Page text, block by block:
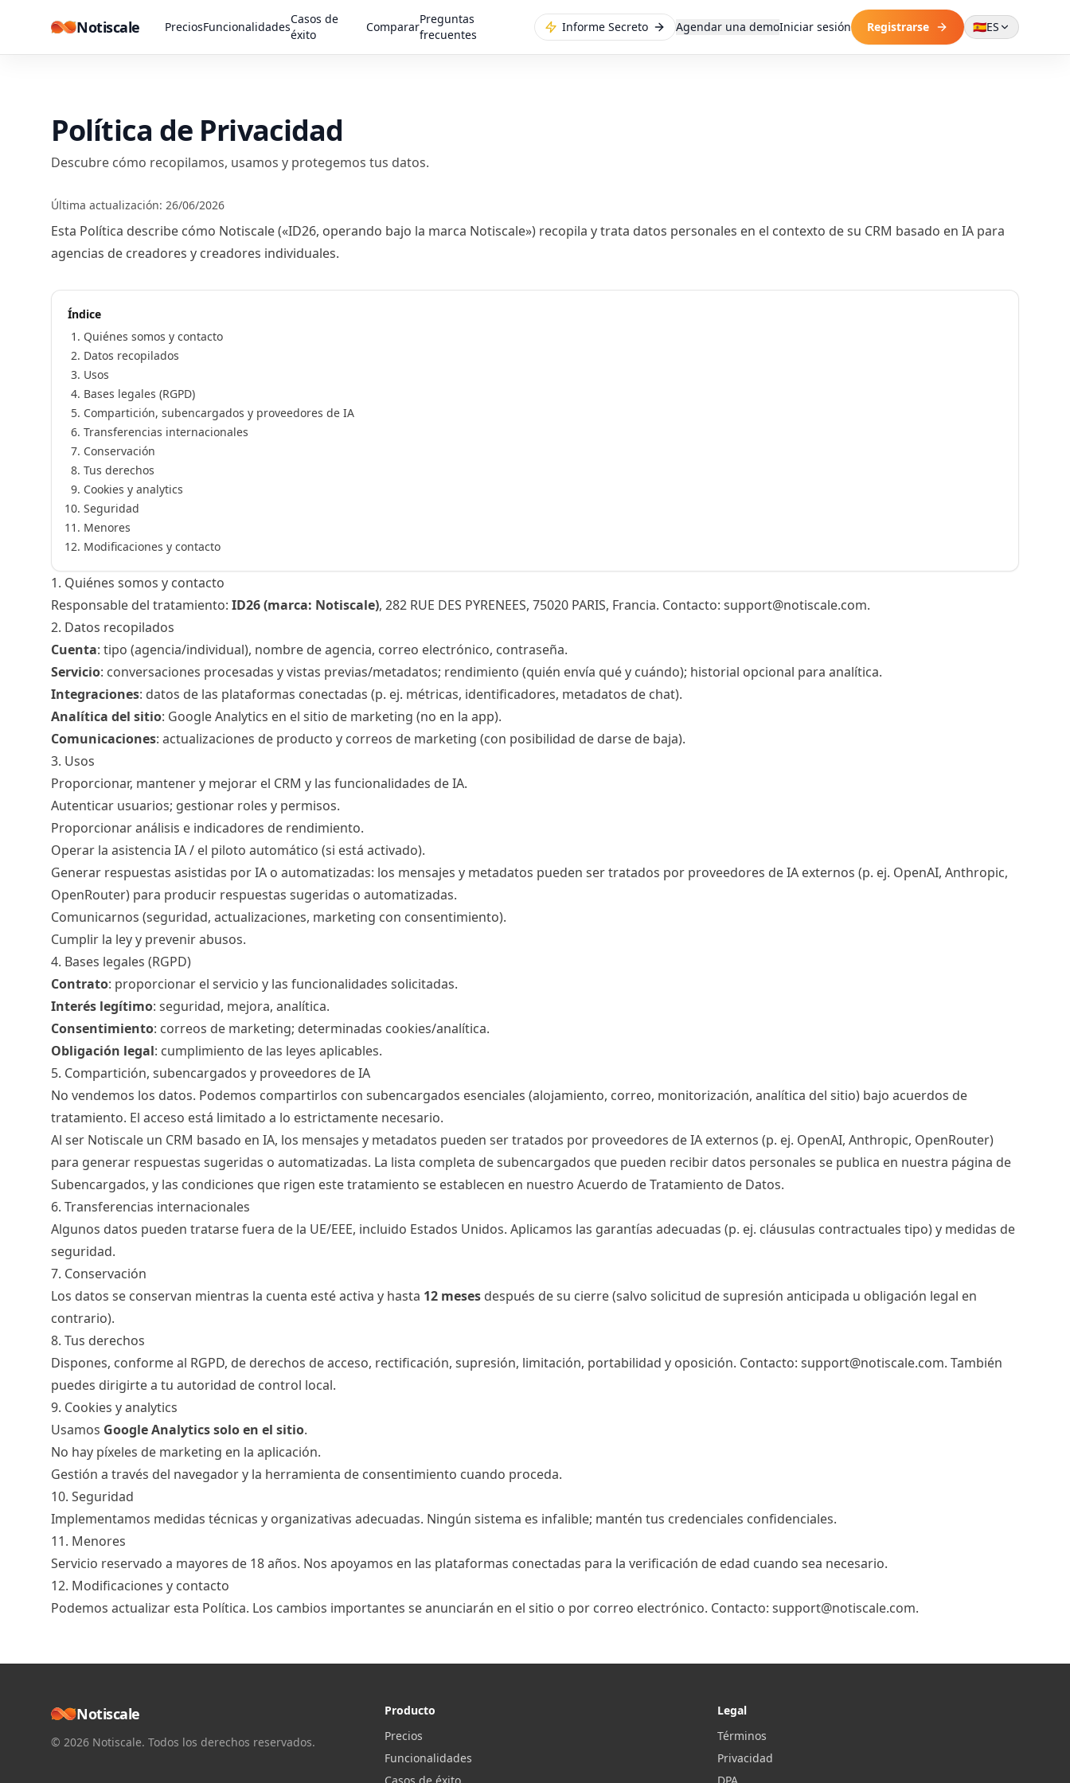
Notiscale PreciosFuncionalidades
Casos de
éxito
Comparar
Preguntas
frecuentes
Informe Secreto Agendar una demoIniciar sesión Registrarse 🇪🇸ES
Política de Privacidad
Descubre cómo recopilamos, usamos y protegemos tus datos.
Última actualización: 26/06/2026
Esta Política describe cómo Notiscale («ID26, operando bajo la marca Notiscale») recopila y trata datos personales en el contexto de su CRM basado en IA para
agencias de creadores y creadores individuales.
Índice
Quiénes somos y contacto
Datos recopilados
Usos
Bases legales (RGPD)
Compartición, subencargados y proveedores de IA
Transferencias internacionales
Conservación
Tus derechos
Cookies y analytics
Seguridad
Menores
Modificaciones y contacto
1. Quiénes somos y contacto
Responsable del tratamiento: ID26 (marca: Notiscale), 282 RUE DES PYRENEES, 75020 PARIS, Francia. Contacto: support@notiscale.com.
2. Datos recopilados
Cuenta: tipo (agencia/individual), nombre de agencia, correo electrónico, contraseña.
Servicio: conversaciones procesadas y vistas previas/metadatos; rendimiento (quién envía qué y cuándo); historial opcional para analítica.
Integraciones: datos de las plataformas conectadas (p. ej. métricas, identificadores, metadatos de chat).
Analítica del sitio: Google Analytics en el sitio de marketing (no en la app).
Comunicaciones: actualizaciones de producto y correos de marketing (con posibilidad de darse de baja).
3. Usos
Proporcionar, mantener y mejorar el CRM y las funcionalidades de IA.
Autenticar usuarios; gestionar roles y permisos.
Proporcionar análisis e indicadores de rendimiento.
Operar la asistencia IA / el piloto automático (si está activado).
Generar respuestas asistidas por IA o automatizadas: los mensajes y metadatos pueden ser tratados por proveedores de IA externos (p. ej. OpenAI, Anthropic,
OpenRouter) para producir respuestas sugeridas o automatizadas.
Comunicarnos (seguridad, actualizaciones, marketing con consentimiento).
Cumplir la ley y prevenir abusos.
4. Bases legales (RGPD)
Contrato: proporcionar el servicio y las funcionalidades solicitadas.
Interés legítimo: seguridad, mejora, analítica.
Consentimiento: correos de marketing; determinadas cookies/analítica.
Obligación legal: cumplimiento de las leyes aplicables.
5. Compartición, subencargados y proveedores de IA
No vendemos los datos. Podemos compartirlos con subencargados esenciales (alojamiento, correo, monitorización, analítica del sitio) bajo acuerdos de
tratamiento. El acceso está limitado a lo estrictamente necesario.
Al ser Notiscale un CRM basado en IA, los mensajes y metadatos pueden ser tratados por proveedores de IA externos (p. ej. OpenAI, Anthropic, OpenRouter)
para generar respuestas sugeridas o automatizadas. La lista completa de subencargados que pueden recibir datos personales se publica en nuestra página de
Subencargados, y las condiciones que rigen este tratamiento se establecen en nuestro Acuerdo de Tratamiento de Datos.
6. Transferencias internacionales
Algunos datos pueden tratarse fuera de la UE/EEE, incluido Estados Unidos. Aplicamos las garantías adecuadas (p. ej. cláusulas contractuales tipo) y medidas de
seguridad.
7. Conservación
Los datos se conservan mientras la cuenta esté activa y hasta 12 meses después de su cierre (salvo solicitud de supresión anticipada u obligación legal en
contrario).
8. Tus derechos
Dispones, conforme al RGPD, de derechos de acceso, rectificación, supresión, limitación, portabilidad y oposición. Contacto: support@notiscale.com. También
puedes dirigirte a tu autoridad de control local.
9. Cookies y analytics
Usamos Google Analytics solo en el sitio.
No hay píxeles de marketing en la aplicación.
Gestión a través del navegador y la herramienta de consentimiento cuando proceda.
10. Seguridad
Implementamos medidas técnicas y organizativas adecuadas. Ningún sistema es infalible; mantén tus credenciales confidenciales.
11. Menores
Servicio reservado a mayores de 18 años. Nos apoyamos en las plataformas conectadas para la verificación de edad cuando sea necesario.
12. Modificaciones y contacto
Podemos actualizar esta Política. Los cambios importantes se anunciarán en el sitio o por correo electrónico. Contacto: support@notiscale.com.
Notiscale
© 2026 Notiscale. Todos los derechos reservados.
Producto
Precios
Funcionalidades
Legal
Términos
Privacidad